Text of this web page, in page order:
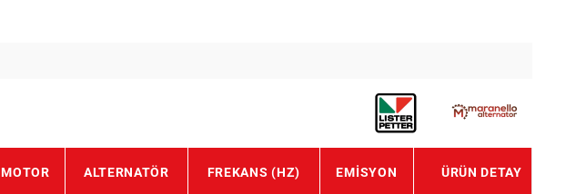
MOTOR ALTERNATÖR FREKANS (HZ) EMISYON ÜRÜN DETAY